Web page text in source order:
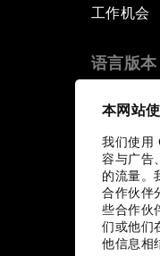
本网站
我们使用
容与广告
的流量。
合作伙伴
些合作伙
们或他们
他信息相
工作机会
语言版本